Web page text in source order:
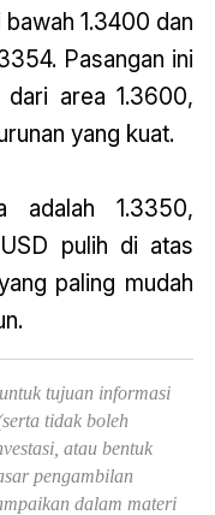
1.3400 dan
Pasangan ini
area 1.3600,
yang kuat.
adalah 1.3350,
pulih di atas
paling mudah
tujuan informasi
tidak boleh
atau bentuk
pengambilan
dalam materi